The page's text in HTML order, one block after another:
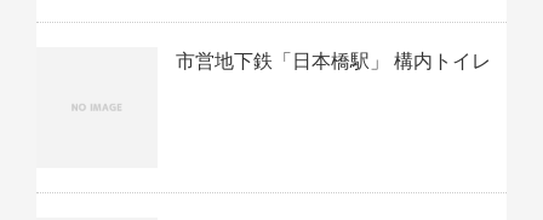
市営地下鉄「日本橋駅」 構内トイレ